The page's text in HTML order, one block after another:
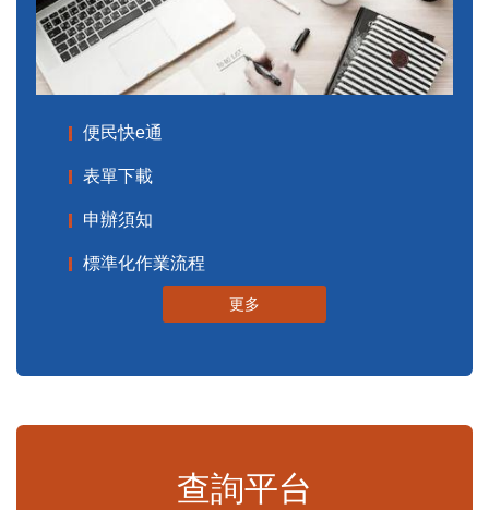
便民快e通
表單下載
申辦須知
標準化作業流程
更多
查詢平台